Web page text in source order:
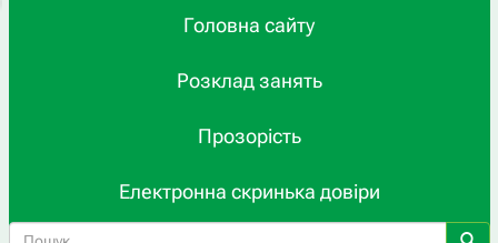
Головна сайту
Розклад занять
Прозорість
Електронна скринька довіри